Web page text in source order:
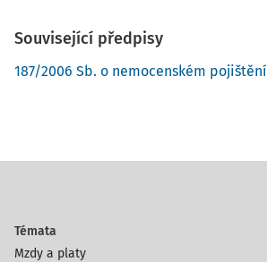
Související předpisy
187/2006 Sb. o nemocenském pojištění
Témata
Mzdy a platy